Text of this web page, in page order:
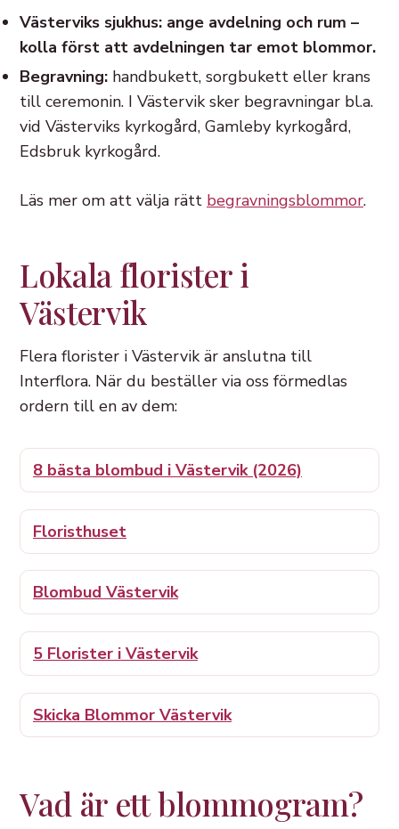
Västerviks sjukhus: ange avdelning och rum –
kolla först att avdelningen tar emot blommor.
Begravning: handbukett, sorgbukett eller krans
till ceremonin. I Västervik sker begravningar bl.a.
vid Västerviks kyrkogård, Gamleby kyrkogård,
Edsbruk kyrkogård.
Läs mer om att välja rätt begravningsblommor.
Lokala florister i
Västervik
Flera florister i Västervik är anslutna till
Interflora. När du beställer via oss förmedlas
ordern till en av dem:
8 bästa blombud i Västervik (2026)
Floristhuset
Blombud Västervik
5 Florister i Västervik
Skicka Blommor Västervik
Vad är ett blommogram?